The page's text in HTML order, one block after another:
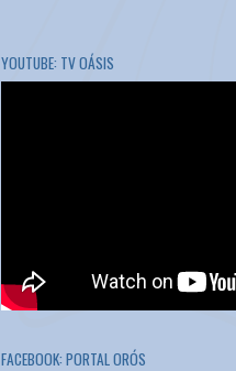
YOUTUBE: TV OÁSIS
FACEBOOK: PORTAL ORÓS